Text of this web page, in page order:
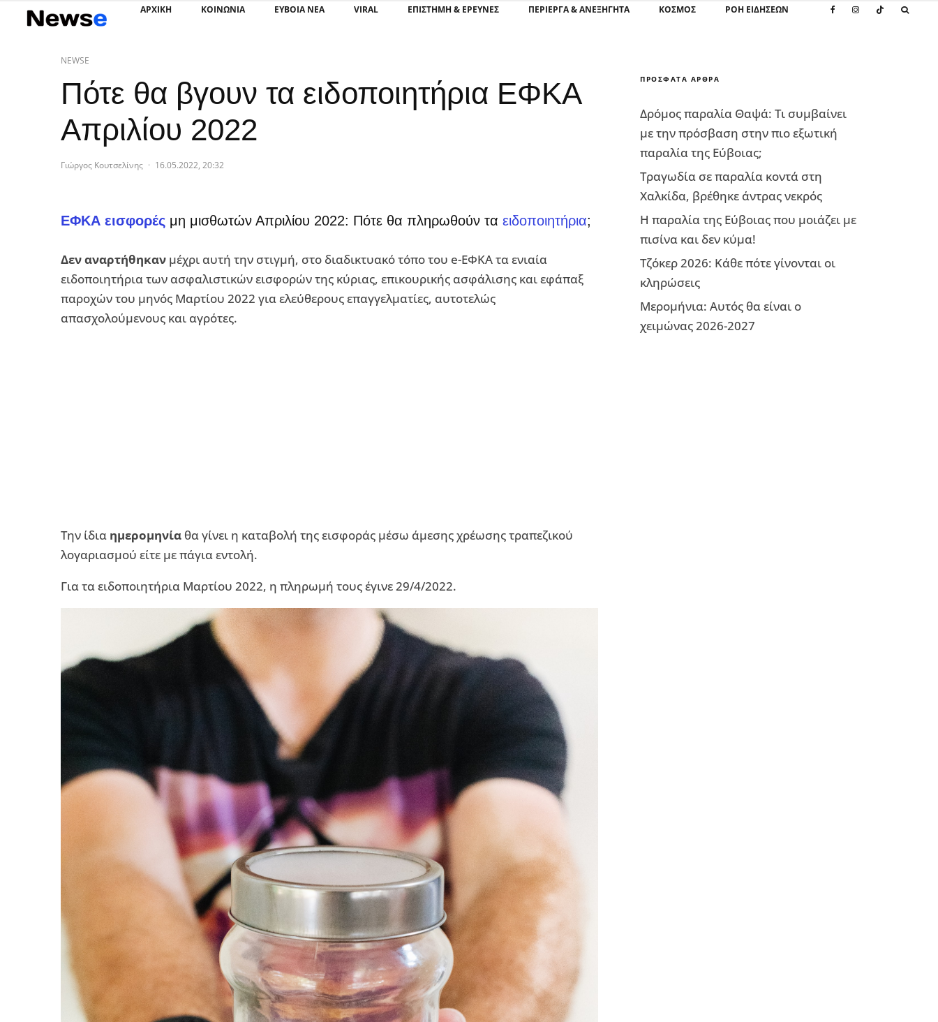
ΑΡΧΙΚΗ ΚΟΙΝΩΝΙΑ ΕΥΒΟΙΑ ΝΕΑ VIRAL ΕΠΙΣΤΉΜΗ & ΈΡΕΥΝΕΣ ΠΕΡΊΕΡΓΑ & ΑΝΕΞΉΓΗΤΑ ΚΌΣΜΟΣ ΡΟΗ ΕΙΔΗΣΕΩΝ
NEWSE
Πότε θα βγουν τα ειδοποιητήρια ΕΦΚΑ
Απριλίου 2022
Γιώργος Κουτσελίνης · 16.05.2022, 20:32
ΕΦΚΑ εισφορές μη μισθωτών Απριλίου 2022: Πότε θα πληρωθούν τα ειδοποιητήρια;
Δεν αναρτήθηκαν μέχρι αυτή την στιγμή, στο διαδικτυακό τόπο του e-ΕΦΚΑ τα ενιαία
ειδοποιητήρια των ασφαλιστικών εισφορών της κύριας, επικουρικής ασφάλισης και εφάπαξ
παροχών του μηνός Μαρτίου 2022 για ελεύθερους επαγγελματίες, αυτοτελώς
απασχολούμενους και αγρότες.
Την ίδια ημερομηνία θα γίνει η καταβολή της εισφοράς μέσω άμεσης χρέωσης τραπεζικού
λογαριασμού είτε με πάγια εντολή.
Για τα ειδοποιητήρια Μαρτίου 2022, η πληρωμή τους έγινε 29/4/2022.
ΠΡΌΣΦΑΤΑ ΆΡΘΡΑ
Δρόμος παραλία Θαψά: Τι συμβαίνει
με την πρόσβαση στην πιο εξωτική
παραλία της Εύβοιας;
Τραγωδία σε παραλία κοντά στη
Χαλκίδα, βρέθηκε άντρας νεκρός
Η παραλία της Εύβοιας που μοιάζει με
πισίνα και δεν κύμα!
Τζόκερ 2026: Κάθε πότε γίνονται οι
κληρώσεις
Μερομήνια: Αυτός θα είναι ο
χειμώνας 2026-2027